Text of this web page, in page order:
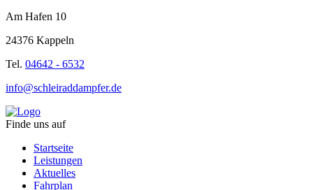
Am Hafen 10
24376 Kappeln
Tel. 04642 - 6532
info@schleiraddampfer.de
Finde uns auf
Startseite
Leistungen
Aktuelles
Fahrplan